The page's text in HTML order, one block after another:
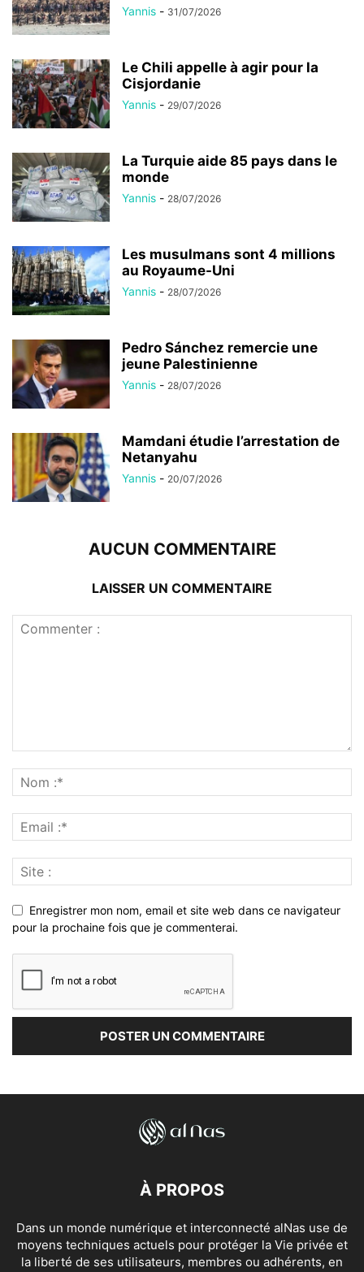
Yannis - 31/07/2026
Le Chili appelle à agir pour la
Cisjordanie
Yannis - 29/07/2026
La Turquie aide 85 pays dans le
monde
Yannis - 28/07/2026
Les musulmans sont 4 millions
au Royaume-Uni
Yannis - 28/07/2026
Pedro Sánchez remercie une
jeune Palestinienne
Yannis - 28/07/2026
Mamdani étudie l’arrestation de
Netanyahu
Yannis - 20/07/2026
AUCUN COMMENTAIRE
LAISSER UN COMMENTAIRE
Enregistrer mon nom, email et site web dans ce navigateur
pour la prochaine fois que je commenterai.
À PROPOS
Dans un monde numérique et interconnecté alNas use de
moyens techniques actuels pour protéger la Vie privée et
la liberté de ses utilisateurs, membres ou adhérents, en